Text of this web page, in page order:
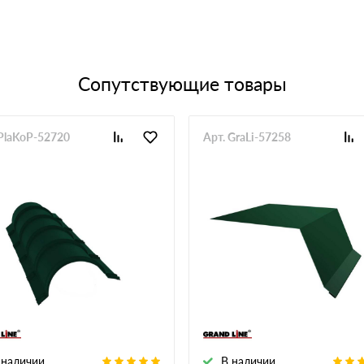
Сопутствующие товары
52720
В наличии
Арт. GraLi-57258